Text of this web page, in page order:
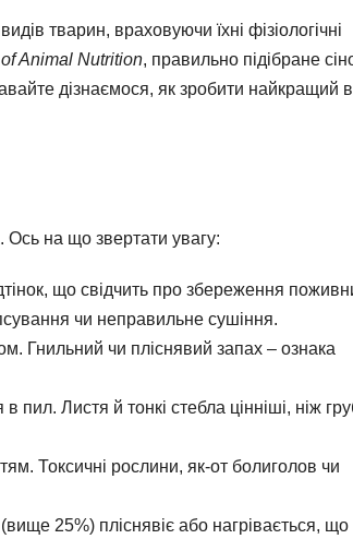
тварин, враховуючи їхні фізіологічні
Animal Nutrition, правильно підібране
дізнаємося, як зробити найкращий
Ось на що звертати увагу:
що свідчить про збереження
чи неправильне сушіння.
Гнильний чи пліснявий запах – ознака
Листя й тонкі стебла цінніші, ніж
Токсичні рослини, як-от болиголов чи
25%) пліснявіє або нагрівається, що